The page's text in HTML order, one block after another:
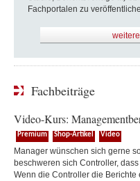
Fachportalen zu
Fachbeiträge
Video-Kurs:
Premium Shop-Artikel Video
Manager wünschen sich gerne
beschweren sich Controller,
Wenn die Controller die